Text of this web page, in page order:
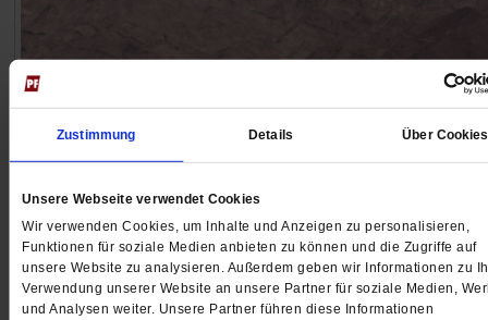
Zustimmung Details Über Cookies
Unsere Webseite verwendet Cookies
Wir verwenden Cookies, um Inhalte und Anzeigen zu personalisieren,
Funktionen für soziale Medien anbieten zu können und die Zugriffe auf
unsere Website zu analysieren. Außerdem geben wir Informationen zu
Verwendung unserer Website an unsere Partner für soziale Medien,
und Analysen weiter. Unsere Partner führen diese Informationen
Pro und Contra
Deutsche Waffen nach Israel?